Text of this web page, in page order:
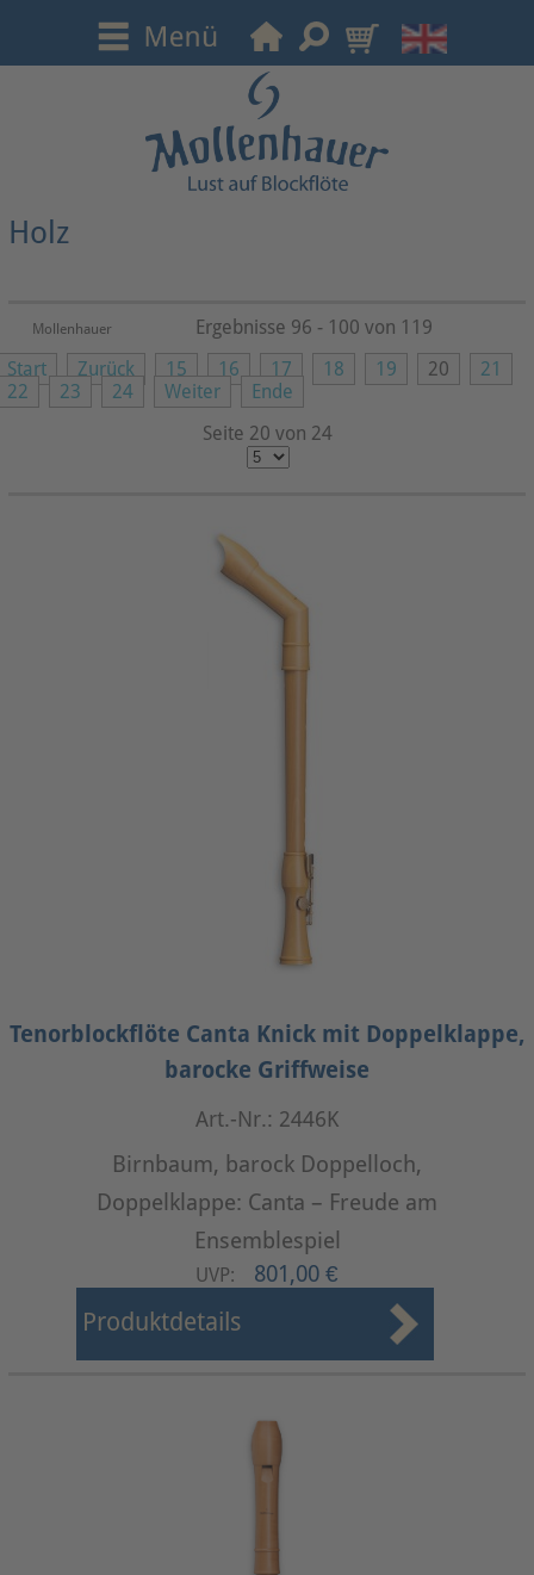
Holz
Mollenhauer
Start Zurück 15 16 17 18 19 20
21
22
23 24 Weiter
Ende
Seite 20 von 24
Ergebnisse 96 - 100 von 119
Tenorblockflöte Canta Knick mit Doppelklappe,
barocke Griffweise
Art.-Nr.: 2446K
Birnbaum, barock Doppelloch,
Doppelklappe: Canta – Freude am
Ensemblespiel
UVP: 801,00 €
Produktdetails